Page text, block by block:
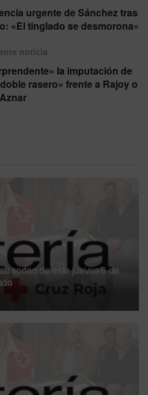
urgente de Sánchez tras
«El tinglado se desmorona»
noticia
la imputación de
rasero» frente a Rajoy o
Aznar
sorteo de este jueves 6 de